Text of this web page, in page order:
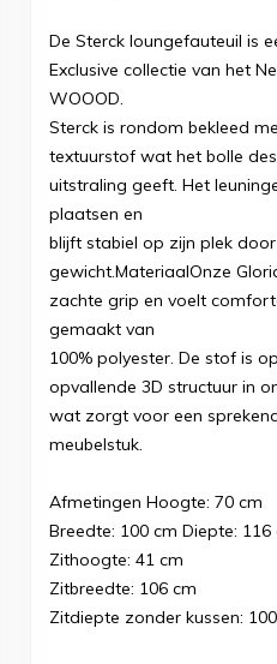
De Sterck loungefauteuil is
Exclusive collectie van het
WOOOD.
Sterck is rondom bekleed
textuurstof wat het bolle
uitstraling geeft. Het
plaatsen en
blijft stabiel op zijn plek
gewicht.MateriaalOnze
zachte grip en voelt
gemaakt van
100% polyester. De stof is
opvallende 3D structuur in
wat zorgt voor een
meubelstuk.
Afmetingen Hoogte: 70 cm
Breedte: 100 cm Diepte: 116
Zithoogte: 41 cm
Zitbreedte: 106 cm
Zitdiepte zonder kussen: